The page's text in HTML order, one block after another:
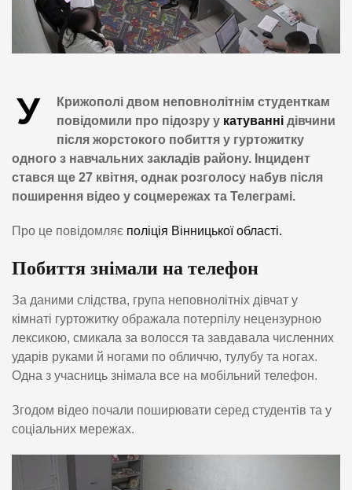
У
Крижополі двом неповнолітнім студенткам
повідомили про підозру у катуванні дівчини
після жорстокого побиття у гуртожитку
одного з навчальних закладів району. Інцидент
стався ще 27 квітня, однак розголосу набув після
поширення відео у соцмережах та Телеграмі.
Про це повідомляє поліція Вінницької області.
Побиття знімали на телефон
За даними слідства, група неповнолітніх дівчат у
кімнаті гуртожитку ображала потерпілу нецензурною
лексикою, смикала за волосся та завдавала численних
ударів руками й ногами по обличчю, тулубу та ногах.
Одна з учасниць знімала все на мобільний телефон.
Згодом відео почали поширювати серед студентів та у
соціальних мережах.